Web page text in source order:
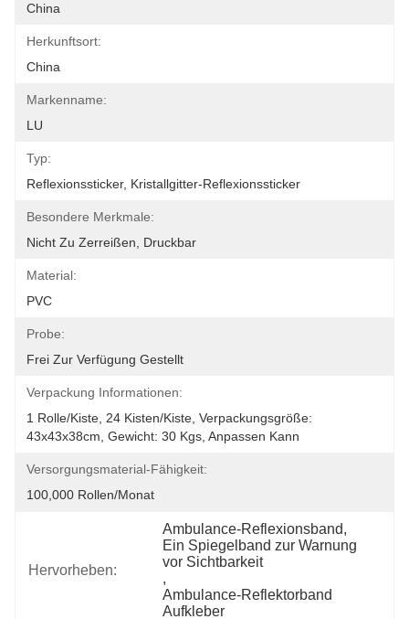
China
Herkunftsort:
China
Markenname:
LU
Typ:
Reflexionssticker, Kristallgitter-Reflexionssticker
Besondere Merkmale:
Nicht Zu Zerreißen, Druckbar
Material:
PVC
Probe:
Frei Zur Verfügung Gestellt
Verpackung Informationen:
1 Rolle/Kiste, 24 Kisten/Kiste, Verpackungsgröße:
43x43x38cm, Gewicht: 30 Kgs, Anpassen Kann
Versorgungsmaterial-Fähigkeit:
100,000 Rollen/Monat
Hervorheben:
Ambulance-Reflexionsband,
Ein Spiegelband zur Warnung
vor Sichtbarkeit
,
Ambulance-Reflektorband
Aufkleber